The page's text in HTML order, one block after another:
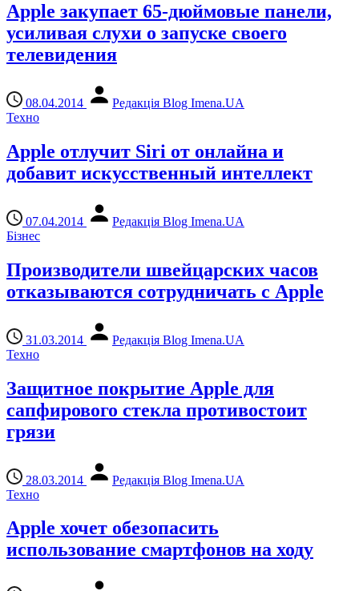
Apple закупает 65-дюймовые панели,
усиливая слухи о запуске своего
телевидения
08.04.2014
Редакція Blog Imena.UA
Техно
Apple отлучит Siri от онлайна и
добавит искусственный интеллект
07.04.2014
Редакція Blog Imena.UA
Бізнес
Производители швейцарских часов
отказываются сотрудничать с Apple
31.03.2014
Редакція Blog Imena.UA
Техно
Защитное покрытие Apple для
сапфирового стекла противостоит
грязи
28.03.2014
Редакція Blog Imena.UA
Техно
Apple хочет обезопасить
использование смартфонов на ходу